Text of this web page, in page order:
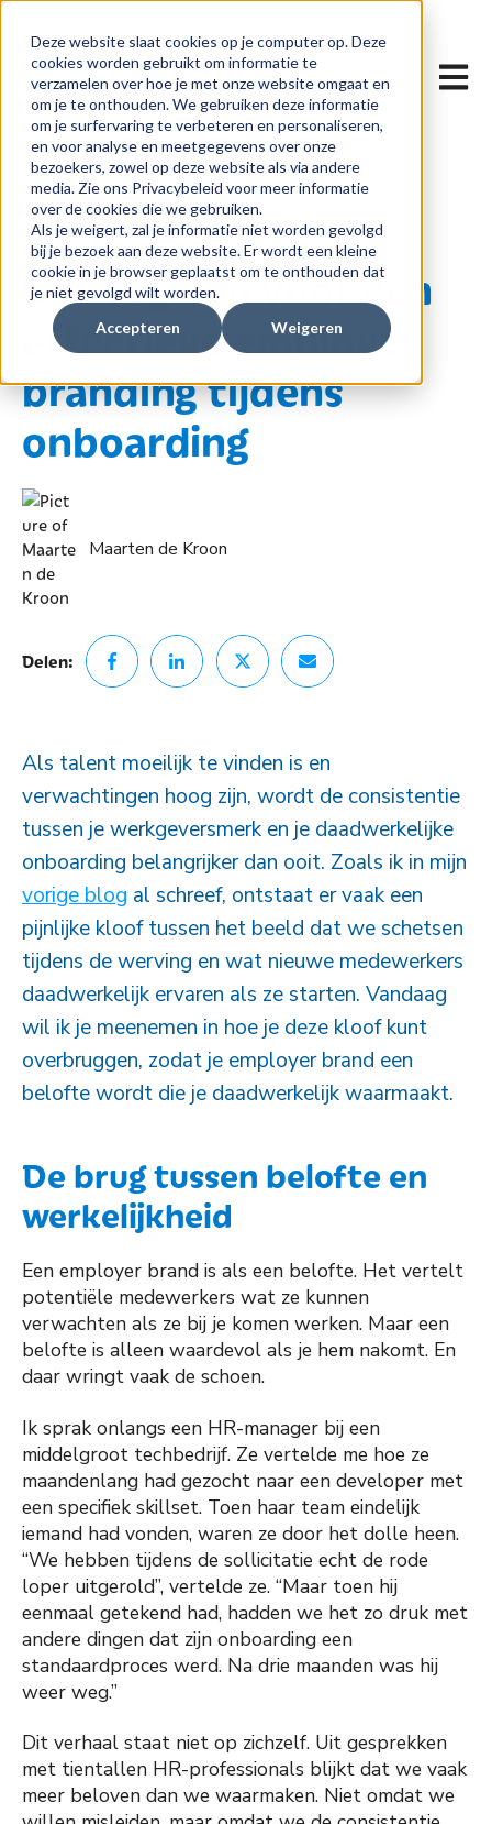
Deze website slaat cookies op je computer op. Deze
cookies worden gebruikt om informatie te
verzamelen over hoe je met onze website omgaat en
om je te onthouden. We gebruiken deze informatie
om je surfervaring te verbeteren en personaliseren,
en voor analyse en meetgegevens over onze
bezoekers, zowel op deze website als via andere
media. Zie ons Privacybeleid voor meer informatie
over de cookies die we gebruiken.
Als je weigert, zal je informatie niet worden gevolgd
bij je bezoek aan deze website. Er wordt een kleine
cookie in je browser geplaatst om te onthouden dat
je niet gevolgd wilt worden.
Accepteren
Weigeren
3 apr 2025 13:00
Strategieën voor een
effectieve employer
branding tijdens
onboarding
Maarten de Kroon
Delen:
Als talent moeilijk te vinden is en
verwachtingen hoog zijn, wordt de consistentie
tussen je werkgeversmerk en je daadwerkelijke
onboarding belangrijker dan ooit. Zoals ik in mijn
vorige blog al schreef, ontstaat er vaak een
pijnlijke kloof tussen het beeld dat we schetsen
tijdens de werving en wat nieuwe medewerkers
daadwerkelijk ervaren als ze starten. Vandaag
wil ik je meenemen in hoe je deze kloof kunt
overbruggen, zodat je employer brand een
belofte wordt die je daadwerkelijk waarmaakt.
De brug tussen belofte en
werkelijkheid
Een employer brand is als een belofte. Het vertelt
potentiële medewerkers wat ze kunnen
verwachten als ze bij je komen werken. Maar een
belofte is alleen waardevol als je hem nakomt. En
daar wringt vaak de schoen.
Ik sprak onlangs een HR-manager bij een
middelgroot techbedrijf. Ze vertelde me hoe ze
maandenlang had gezocht naar een developer met
een specifiek skillset. Toen haar team eindelijk
iemand had vonden, waren ze door het dolle heen.
“We hebben tijdens de sollicitatie echt de rode
loper uitgerold”, vertelde ze. “Maar toen hij
eenmaal getekend had, hadden we het zo druk met
andere dingen dat zijn onboarding een
standaardproces werd. Na drie maanden was hij
weer weg.”
Dit verhaal staat niet op zichzelf. Uit gesprekken
met tientallen HR-professionals blijkt dat we vaak
meer beloven dan we waarmaken. Niet omdat we